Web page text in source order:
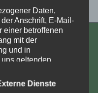
Daten,
Anschrift, E-Mail-
einer betroffenen
mit der
und in
geltenden
möchte unser
über Art, Umfang
Dienste